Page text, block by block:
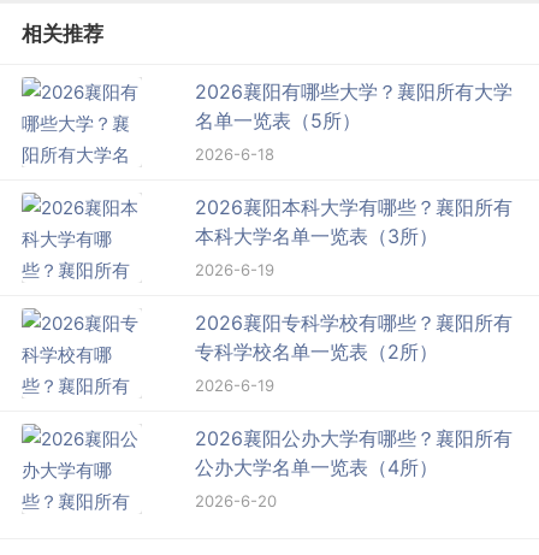
相关推荐
2026襄阳有哪些大学？襄阳所有大学
名单一览表（5所）
2026-6-18
2026襄阳本科大学有哪些？襄阳所有
本科大学名单一览表（3所）
2026-6-19
2026襄阳专科学校有哪些？襄阳所有
专科学校名单一览表（2所）
2026-6-19
2026襄阳公办大学有哪些？襄阳所有
公办大学名单一览表（4所）
2026-6-20